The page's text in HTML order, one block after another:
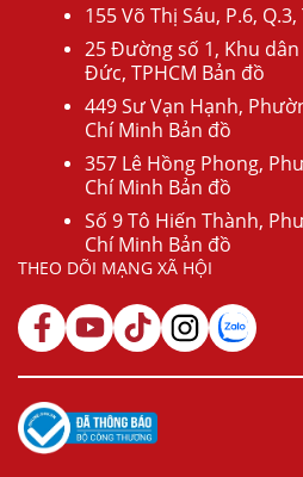
155 Võ Thị Sáu, P.6,
25 Đường số 1, Khu
Đức, TPHCM Bản đồ
449 Sư Vạn Hạnh,
Chí Minh Bản đồ
357 Lê Hồng Phong,
Chí Minh Bản đồ
Số 9 Tô Hiến Thành,
Chí Minh Bản đồ
THEO DÕI MẠNG XÃ HỘI